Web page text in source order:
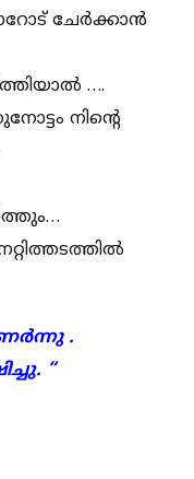
ചേർക്കാൻ
….
നിൻ്റെ
.
“